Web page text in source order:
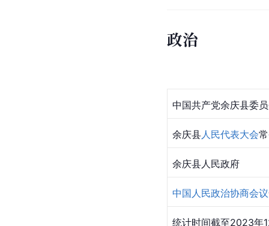
政治
中国共产党余庆县委
余庆县人民代表大会
余庆县人民政府
中国人民政治协商会议
统计时间截至2023年